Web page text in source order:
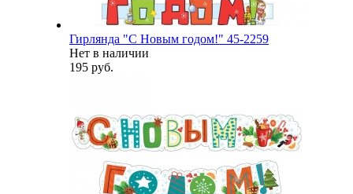
Гирлянда "С Новым годом!" 45-2259
Нет в наличии
195 руб.